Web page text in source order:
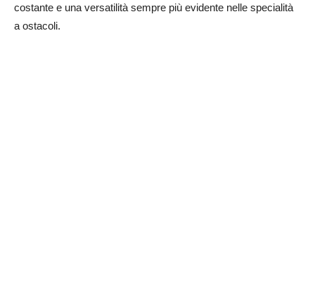
costante e una versatilità sempre più evidente nelle specialità
a ostacoli.